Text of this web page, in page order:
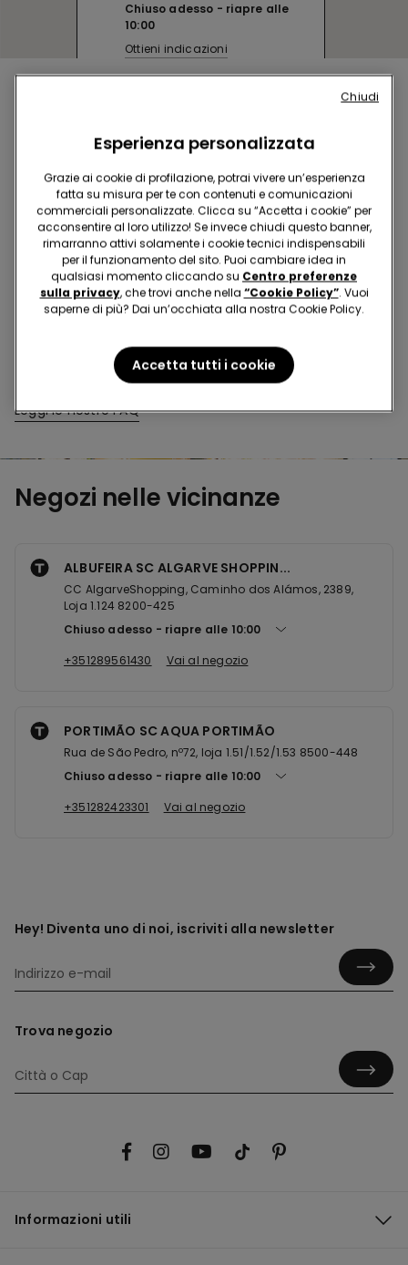
Chiuso adesso
riapre alle
10:00
Ottieni indicazioni
l’ordine ovunque tu sia
Cambia la mercein negozio
Programma FedeltàTEZENIS TALENT
Hai domande sulle misure di sicurezza nei nostri store?
Leggi le nostre FAQ
Negozi nelle vicinanze
ALBUFEIRA SC ALGARVE SHOPPIN...
CC AlgarveShopping, Caminho dos Alámos, 2389,
Loja 1.124 8200-425
Chiuso adesso
riapre alle 10:00
+351289561430
Vai al negozio
PORTIMÃO SC AQUA PORTIMÃO
Rua de São Pedro, nº72, loja 1.51/1.52/1.53 8500-448
Chiuso adesso
riapre alle 10:00
+351282423301
Vai al negozio
Hey! Diventa uno di noi, iscriviti alla newsletter
Trova negozio
Informazioni utili
Esperienza personalizzata
Grazie ai cookie di profilazione, potrai vivere un’esperienza
fatta su misura per te con contenuti e comunicazioni
commerciali personalizzate. Clicca su “Accetta i cookie” per
acconsentire al loro utilizzo! Se invece chiudi questo banner,
rimarranno attivi solamente i cookie tecnici indispensabili
per il funzionamento del sito. Puoi cambiare idea in
qualsiasi momento cliccando su Centro preferenze
sulla privacy, che trovi anche nella “Cookie Policy”. Vuoi
saperne di più? Dai un’occhiata alla nostra Cookie Policy.
Accetta tutti i cookie
Chiudi